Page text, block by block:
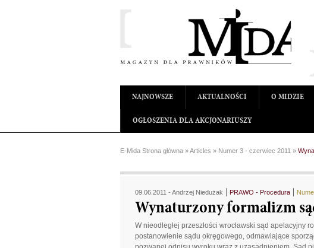
NAJNOWSZE AKTUALNOŚCI O MIDZIE
OGŁOSZENIA DLA AKCJONARIUSZY
E-Mida Strona główna »Articles » Numer 3 - czerwiec 2011 »
09.06.2011 - Andrzej Niedużak PRAWO - Procedura
Wynaturzony formalizm
W nieodległej przeszłości wrocławski sąd apelacyjny
postanowienie sądu okręgowego, odmawiające